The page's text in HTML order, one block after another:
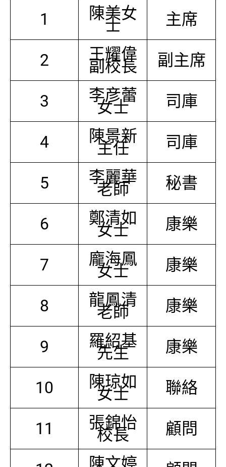
1
陳美女
士 主席
2 王耀偉
副校長 副主席
3 李彦蕾
女士 司庫
4 陳景新
主任 司庫
5 李麗華
老師 秘書
6 鄭清如
女士 康樂
7 龐海鳳
女士 康樂
8 龍鳳清
老師 康樂
9 羅紹基
先生 康樂
10 陳琼如
女士 聯絡
11 張錦怡
校長 顧問